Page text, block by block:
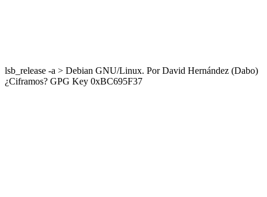
lsb_release -a > Debian GNU/Linux. Por David Hernández (Dabo)
¿Ciframos? GPG Key 0xBC695F37